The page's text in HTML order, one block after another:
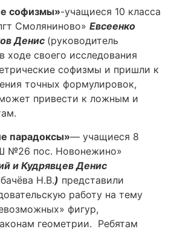
софизмы»-учащиеся 10 класса
Смоляниново» Евсеенко
Денис (руководитель
ходе своего исследования
софизмы и пришли к
точных формулировок,
привести к ложным и
парадоксы»— учащиеся 8
№26 пос. Новонежино»
и Кудрявцев Денис
Н.В.) представили
работу на тему
фигур,
геометрии. Ребятам